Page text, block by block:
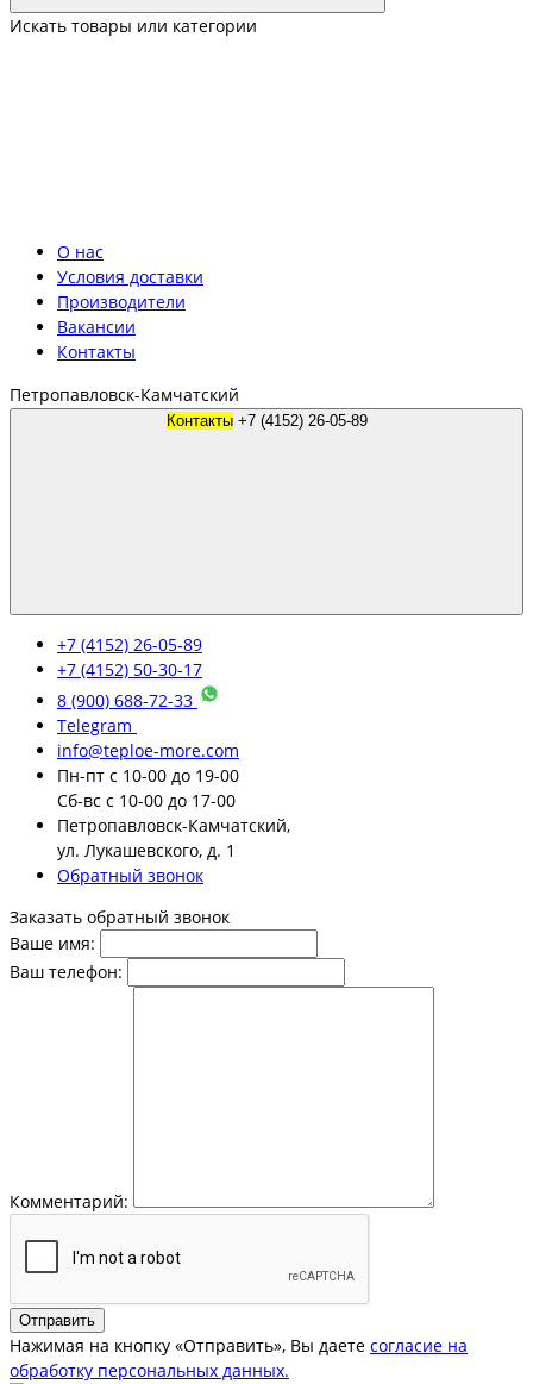
Искать товары или категории
О нас
Условия доставки
Производители
Вакансии
Контакты
Петропавловск-Камчатский
Контакты +7 (4152) 26-05-89
+7 (4152) 26-05-89
+7 (4152) 50-30-17
8 (900) 688-72-33
Telegram
info@teploe-more.com
Пн-пт с 10-00 до 19-00
Сб-вс с 10-00 до 17-00
Петропавловск-Камчатский,
ул. Лукашевского, д. 1
Обратный звонок
Заказать обратный звонок
Ваше имя:
Ваш телефон:
Комментарий:
Отправить
Нажимая на кнопку «Отправить», Вы даете согласие на
обработку персональных данных.